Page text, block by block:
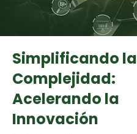
Simplificando la
Complejidad:
Acelerando la
Innovación